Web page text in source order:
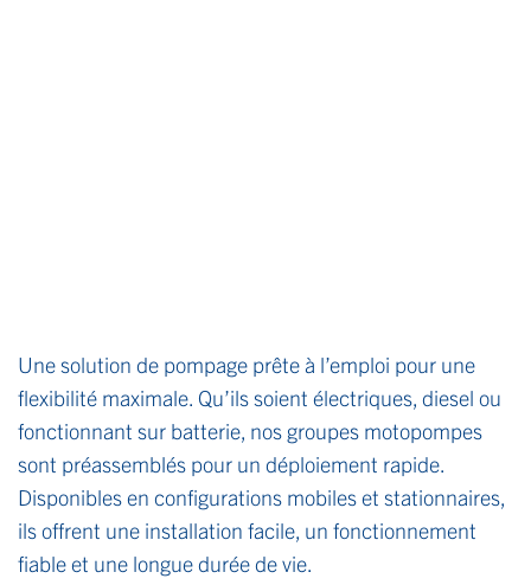
Une solution de pompage prête à l’emploi pour une
flexibilité maximale. Qu’ils soient électriques, diesel ou
fonctionnant sur batterie, nos groupes motopompes
sont préassemblés pour un déploiement rapide.
Disponibles en configurations mobiles et stationnaires,
ils offrent une installation facile, un fonctionnement
fiable et une longue durée de vie.